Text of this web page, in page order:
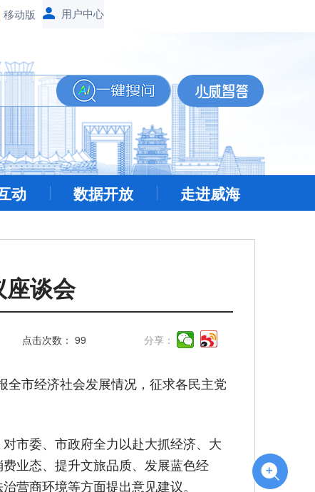
移动版
动 数据开放 走进威海
谈会
点击次数：99 分享：
市经济社会发展情况，征求各民主党
市委、市政府全力以赴大抓经济、大
业态、提升文旅品质、发展蓝色经
营商环境等方面提出意见建议。